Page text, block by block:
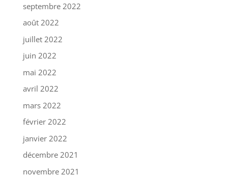
septembre 2022
août 2022
juillet 2022
juin 2022
mai 2022
avril 2022
mars 2022
février 2022
janvier 2022
décembre 2021
novembre 2021